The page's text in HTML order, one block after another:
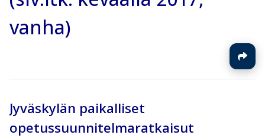
vanha)
Jyväskylän paikalliset
opetussuunnitelmaratkaisut